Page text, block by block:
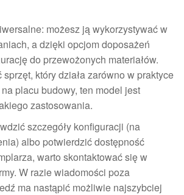
możesz ją wykorzystywać w
a dzięki opcjom doposażeń
do przewożonych materiałów.
który działa zarówno w praktyce
placu budowy, ten model jest
zastosowania.
szczegóły konfiguracji (na
albo potwierdzić dostępność
warto skontaktować się w
W razie wiadomości poza
ma nastąpić możliwie najszybciej